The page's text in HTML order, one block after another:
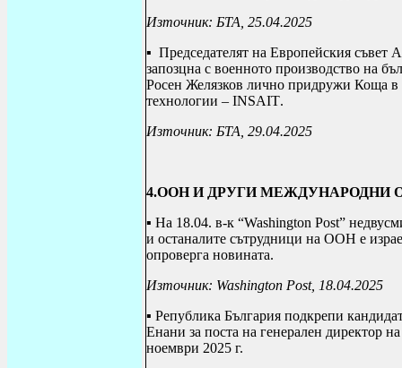
Източник: БТА, 25.04.2025
▪ Председателят на Европейския
запозцна с военното производство на
Росен Желязков лично придружи Коща в
технологии – INSAIT.
Източник: БТА, 29.04.2025
4.ООН И ДРУГИ МЕЖДУНАРОДНИ
▪ На 18.04. в-к “Washington Post”
и останалите сътрудници на ООН е
опроверга новината.
Източник: Washington Post, 18.04.2025
▪ Република България подкрепи
Енани за поста на генерален директор
ноември 2025 г.